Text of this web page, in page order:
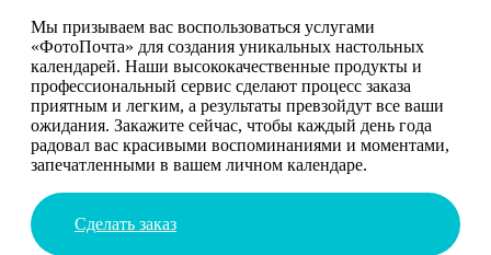
Мы призываем вас воспользоваться услугами
«ФотоПочта» для создания уникальных настольных
календарей. Наши высококачественные продукты и
профессиональный сервис сделают процесс заказа
приятным и легким, а результаты превзойдут все ваши
ожидания. Закажите сейчас, чтобы каждый день года
радовал вас красивыми воспоминаниями и моментами,
запечатленными в вашем личном календаре.
Сделать заказ